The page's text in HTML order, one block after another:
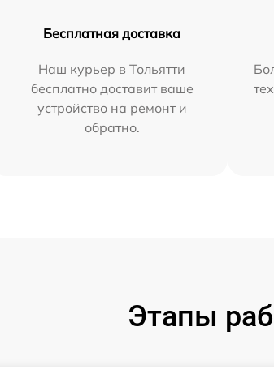
Бесплатная доставка
Наш курьер в Тольятти
бесплатно доставит ваше
устройство на ремонт и
обратно.
Этапы